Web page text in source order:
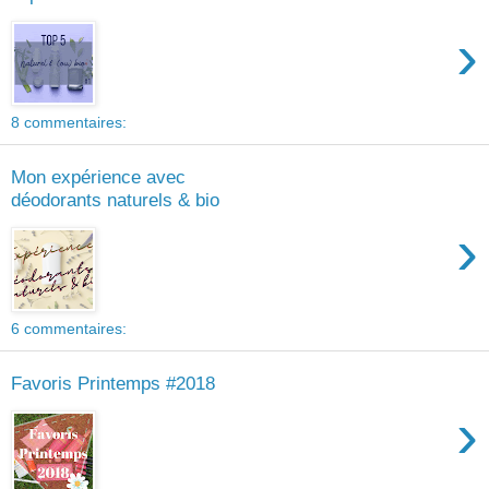
›
8 commentaires:
Mon expérience avec
déodorants naturels & bio
›
6 commentaires:
Favoris Printemps #2018
›